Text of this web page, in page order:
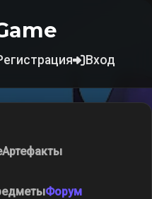
Вход
Артефакты
Форум